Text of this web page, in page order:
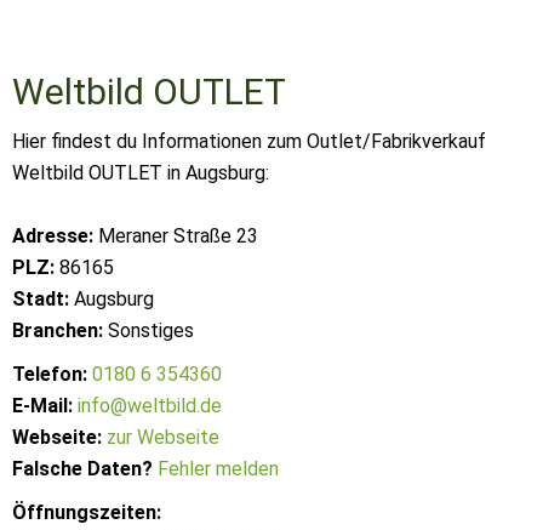
Weltbild OUTLET
Hier findest du Informationen zum Outlet/Fabrikverkauf
Weltbild OUTLET in Augsburg:
Adresse: Meraner Straße 23
PLZ: 86165
Stadt: Augsburg
Branchen: Sonstiges
Telefon: 0180 6 354360
E-Mail: info@weltbild.de
Webseite: zur Webseite
Falsche Daten? Fehler melden
Öffnungszeiten: